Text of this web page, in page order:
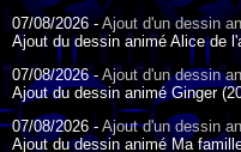
07/08/2026 -Ajout d'un dessin
Ajout du dessin animé Alice de
07/08/2026 - Ajout d'un dessin
Ajout du dessin animé Ginger
07/08/2026 - Ajout d'un dessin
Ajout du dessin animé Ma